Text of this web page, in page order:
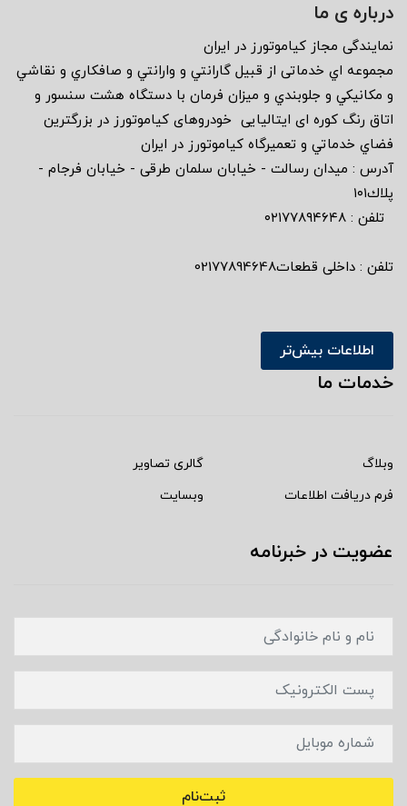
درباره ی ما
نمايندگى مجاز كياموتورز در ايران
مجموعه اي خدماتى از قبيل گارانتي و وارانتي و صافكاري و نقاشي
و مكانيكي و جلوبندي و ميزان فرمان با دستگاه هشت سنسور و
اتاق رنگ كوره اى ايتاليايى خودروهاى كياموتورز در بزرگترين
فضاي خدماتي و تعميرگاه كياموتورز در ايران
آدرس : ميدان رسالت - خيابان سلمان طرقى - خيابان فرجام -
پلاك١٠١
تلفن : ٠٢١٧٧٨٩٤٦٤٨
تلفن : داخلی قطعات02177894648
اطلاعات بیش‌تر
خدمات ما
وبلاگ
گالری تصاویر
فرم دریافت اطلاعات
وبسایت
عضویت در خبرنامه
ثبت‌نام